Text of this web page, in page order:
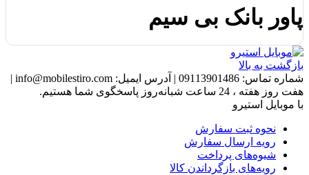
پاور بانک بی سیم
بازگشت به بالا
شماره تماس: 09113901486
| آدرس ایمیل: info@mobilestiro.com
|
هفت روز هفته ، 24 ساعت شبانه‌روز پاسخگوی شما هستیم.
با موبایل استیرو
نحوه ثبت سفارش
رویه ارسال سفارش
شیوه‌های پرداخت
رویه‌های بازگرداندن کالا